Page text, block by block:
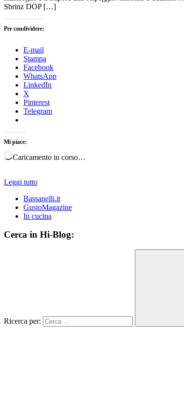
Sbrinz DOP […]
Per condividere:
E-mail
Stampa
Facebook
WhatsApp
LinkedIn
X
Pinterest
Telegram
Mi piace:
Caricamento in corso…
Leggi tutto
Bassanelli.it
GustoMagazine
In cucina
Cerca in Hi-Blog:
Ricerca per: